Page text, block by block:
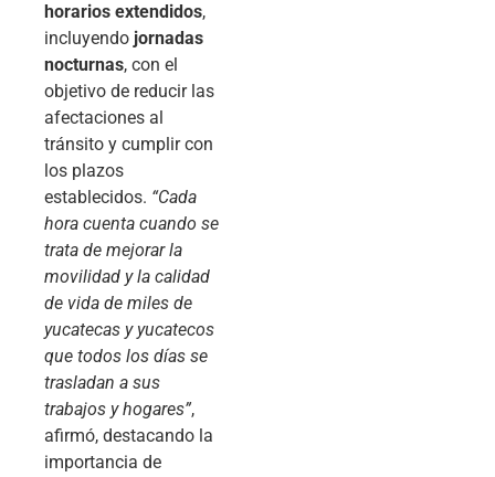
horarios extendidos,
incluyendo jornadas
nocturnas, con el
objetivo de reducir las
afectaciones al
tránsito y cumplir con
los plazos
establecidos. “Cada
hora cuenta cuando se
trata de mejorar la
movilidad y la calidad
de vida de miles de
yucatecas y yucatecos
que todos los días se
trasladan a sus
trabajos y hogares”,
afirmó, destacando la
importancia de